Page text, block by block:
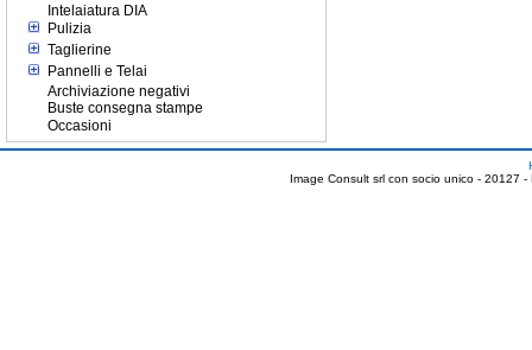
Intelaiatura DIA
Pulizia
Taglierine
Pannelli e Telai
Archiviazione negativi
Buste consegna stampe
Occasioni
Image Consult srl con socio unico - 20127